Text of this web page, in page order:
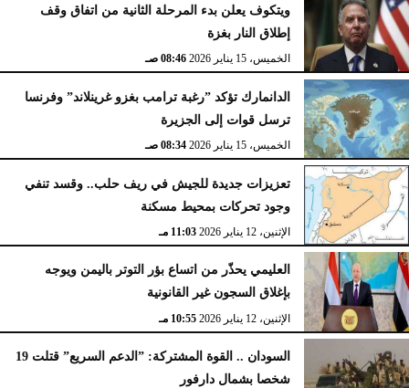
ويتكوف يعلن بدء المرحلة الثانية من اتفاق وقف
إطلاق النار بغزة
الخميس، 15 يناير 2026 08:46 صـ
الدانمارك تؤكد ”رغبة ترامب بغزو غرينلاند” وفرنسا
ترسل قوات إلى الجزيرة
الخميس، 15 يناير 2026 08:34 صـ
تعزيزات جديدة للجيش في ريف حلب.. وقسد تنفي
وجود تحركات بمحيط مسكنة
الإثنين، 12 يناير 2026 11:03 مـ
العليمي يحذّر من اتساع بؤر التوتر باليمن ويوجه
بإغلاق السجون غير القانونية
الإثنين، 12 يناير 2026 10:55 مـ
السودان .. القوة المشتركة: ”الدعم السريع” قتلت 19
شخصا بشمال دارفور